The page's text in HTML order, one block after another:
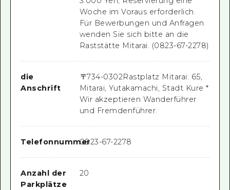
Woche im Voraus erforderlich.
Für Bewerbungen und Anfragen
wenden Sie sich bitte an die
Raststätte Mitarai. (0823-67-2278)
die
Anschrift
〒734-0302Rastplatz Mitarai: 65,
Mitarai, Yutakamachi, Stadt Kure *
Wir akzeptieren Wanderführer
und Fremdenführer.
Telefonnummer0823-67-2278
Anzahl der
Parkplätze
20